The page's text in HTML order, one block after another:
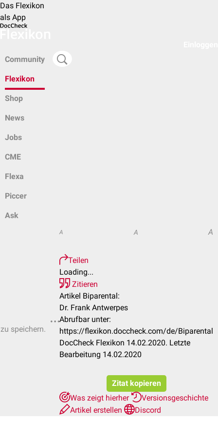
Das Flexikon
als App
Community
Flexikon
Shop
News
Jobs
CME
Flexa
Piccer
Ask
speichern.
A A A
Teilen
Loading...
Zitieren
Artikel Biparental:
Dr. Frank Antwerpes
Abrufbar unter:
https://flexikon.doccheck.com/de/Biparental
DocCheck Flexikon 14.02.2020. Letzte
Bearbeitung 14.02.2020
Zitat kopieren
Was zeigt hierher
Versionsgeschichte
Artikel erstellen
Discord